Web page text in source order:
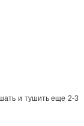
и тушить еще 2-3